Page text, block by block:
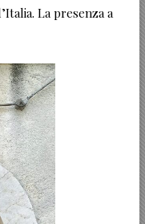
La presenza a